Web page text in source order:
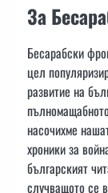
За
Бесарабски
цел
развитие на
насочихме
хроники за
българският
случващото се